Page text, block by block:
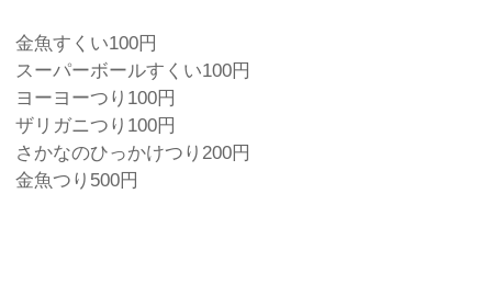
金魚すくい100円
スーパーボールすくい100円
ヨーヨーつり100円
ザリガニつり100円
さかなのひっかけつり200円
金魚つり500円